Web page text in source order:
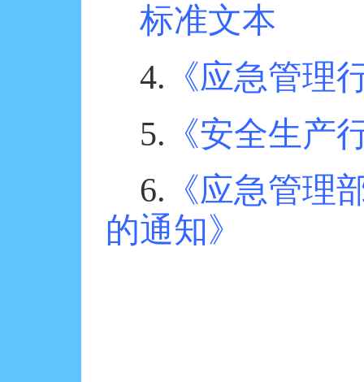
标准文本
4. 《应急管理
5. 《安全生产
6. 《应急管理
的通知》